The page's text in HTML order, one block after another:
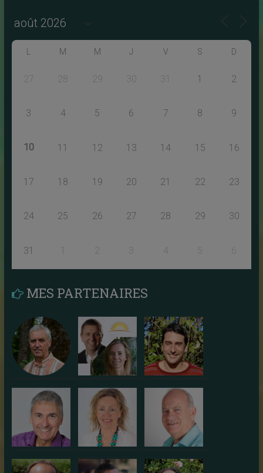
M M J V S D
27 28 29 30 31 1 2
3 4 5 6 7 8 9
10 11 12 13 14 15 16
17 18 19 20 21 22 23
24 25 26 27 28 29 30
31 1 3 4 5 6
MES PARTENAIRES